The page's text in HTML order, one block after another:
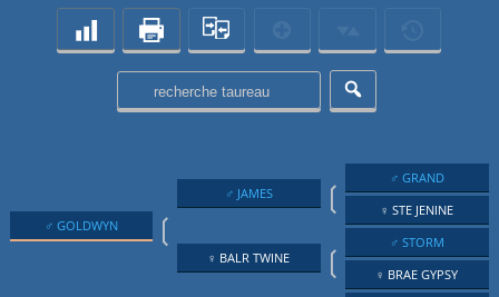
♂ GOLDWYN ❲
♂ JAMES ❲
♂ GRAND
♀ STE JENINE
♀ BALR TWINE ❲
♂ STORM
♀ BRAE GYPSY